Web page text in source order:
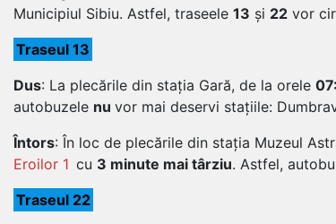
Municipiul Sibiu. Astfel, traseele 13 și 22 vor
Traseul 13
Dus: La plecările din stația Gară, de la orele
autobuzele nu vor mai deservi stațiile:
Întors: În loc de plecările din stația Muzeul
Eroilor 1 cu 3 minute mai târziu. Astfel,
Traseul 22